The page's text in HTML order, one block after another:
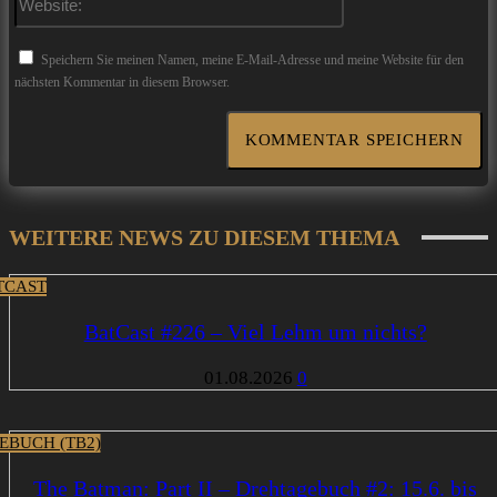
Speichern Sie meinen Namen, meine E-Mail-Adresse und meine Website für den
nächsten Kommentar in diesem Browser.
WEITERE NEWS ZU DIESEM THEMA
BatCast #226 – Viel Lehm um nichts?
01.08.2026 0
(TB2)
The Batman: Part II – Drehtagebuch #2: 15.6. bis